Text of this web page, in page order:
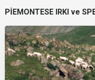
PİEMONTESE IRKI ve